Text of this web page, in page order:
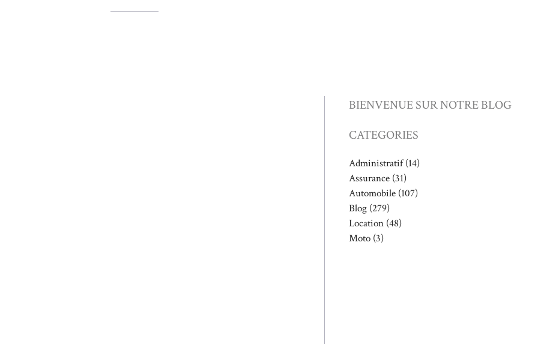
BIENVENUE SUR NOTRE BLOG
CATEGORIES
Administratif(14)
Assurance (31)
Automobile (107)
Blog (279)
Location (48)
Moto (3)